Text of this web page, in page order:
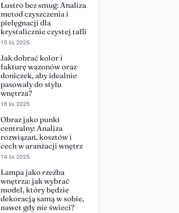
Lustro bez smug: Analiza
metod czyszczenia i
pielęgnacji dla
krystalicznie czystej tafli
15 lis 2025
Jak dobrać kolor i
fakturę wazonów oraz
doniczek, aby idealnie
pasowały do stylu
wnętrza?
15 lis 2025
Obraz jako punkt
centralny: Analiza
rozwiązań, kosztów i
cech w aranżacji wnętrz
14 lis 2025
Lampa jako rzeźba
wnętrza: jak wybrać
model, który będzie
dekoracją samą w sobie,
nawet gdy nie świeci?